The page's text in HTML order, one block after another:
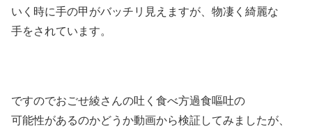
いく時に手の甲がバッチリ見えますが、物凄く綺麗な
手をされています。
ですのでおごせ綾さんの吐く食べ方過食嘔吐の
可能性があるのかどうか動画から検証してみましたが、